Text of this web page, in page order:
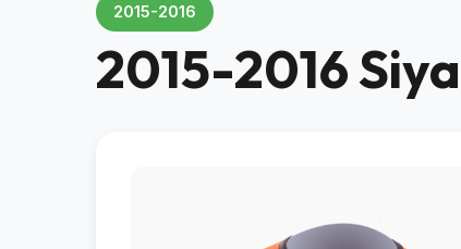
2015-2016
2015-2016